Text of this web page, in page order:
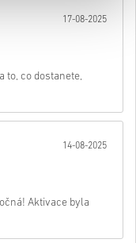
17-08-2025
to, co dostanete,
14-08-2025
Aktivace byla